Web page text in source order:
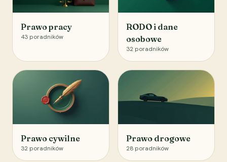
Prawo pracy
43 poradników
RODO i dane
osobowe
32 poradników
Prawo cywilne
32 poradników
Prawo drogowe
28 poradników